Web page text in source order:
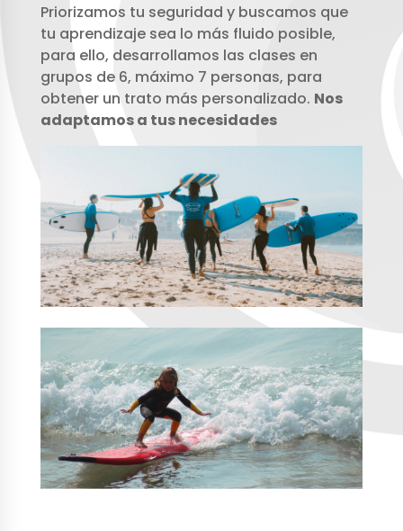
Priorizamos tu seguridad y buscamos que
tu aprendizaje sea lo más fluido posible,
para ello, desarrollamos las clases en
grupos de 6, máximo 7 personas, para
obtener un trato más personalizado. Nos
adaptamos a tus necesidades